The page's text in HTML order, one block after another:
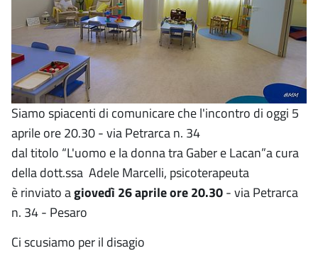
Siamo spiacenti di comunicare che l'incontro di oggi 5
aprile ore 20.30 - via Petrarca n. 34
dal titolo “L'uomo e la donna tra Gaber e Lacan”a cura
della dott.ssa Adele Marcelli, psicoterapeuta
è rinviato agiovedì 26 aprile ore 20.30- via Petrarca
n. 34 - Pesaro
Ci scusiamo per il disagio